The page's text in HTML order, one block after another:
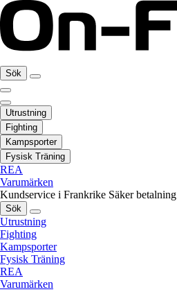
Sök
Utrustning
Fighting
Kampsporter
Fysisk Träning
REA
Varumärken
Kundservice i Frankrike Säker betalning
Sök
Utrustning
Fighting
Kampsporter
Fysisk Träning
REA
Varumärken